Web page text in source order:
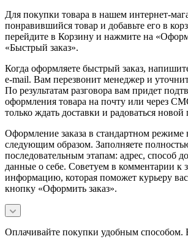
Для покупки товара в нашем интернет-
понравившийся товар и добавьте его в
перейдите в Корзину и нажмите на
«Быстрый заказ».
Когда оформляете быстрый заказ,
e-mail. Вам перезвонит менеджер и уточнит
По результатам разговора вам придет
оформления товара на почту или через
только ждать доставки и радоваться новой
Оформление заказа в стандартном режиме
следующим образом. Заполняете
последовательным этапам: адрес, способ
данные о себе. Советуем в комментарии к
информацию, которая поможет курьеру
кнопку «Оформить заказ».
Оплачивайте покупки удобным способом.